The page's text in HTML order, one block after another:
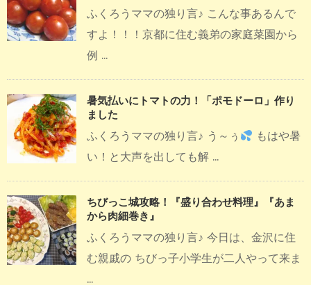
ふくろうママの独り言♪ こんな事あるんで
すよ！！！京都に住む義弟の家庭菜園から
例 ...
暑気払いにトマトの力！「ポモドーロ」作り
ました
ふくろうママの独り言♪ う～ぅ
もはや暑
い！と大声を出しても解 ...
ちびっこ城攻略！『盛り合わせ料理』『あま
から肉細巻き』
ふくろうママの独り言♪ 今日は、金沢に住
む親戚の ちびっ子小学生が二人やって来ま
...